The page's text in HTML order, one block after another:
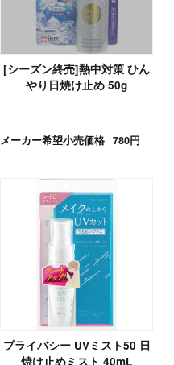
[シーズン終売]熱中対策 ひん
やり日焼け止め 50g
メーカー希望小売価格 780円
プライバシー UVミスト50 日
焼け止めミスト 40mL